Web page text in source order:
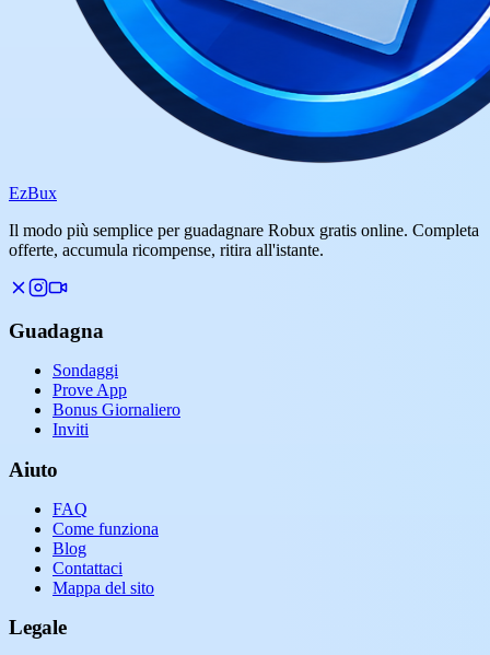
EzBux
Il modo più semplice per guadagnare Robux gratis online. Completa
offerte, accumula ricompense, ritira all'istante.
Guadagna
Sondaggi
Prove App
Bonus Giornaliero
Inviti
Aiuto
FAQ
Come funziona
Blog
Contattaci
Mappa del sito
Legale